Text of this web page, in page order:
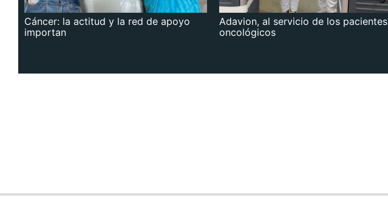
Cáncer: la actitud y la red de apoyo
importan
Adavion, al servicio de los pacientes
oncológicos